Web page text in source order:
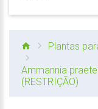
Plantas
Ammannia
(RESTRIÇÃO)